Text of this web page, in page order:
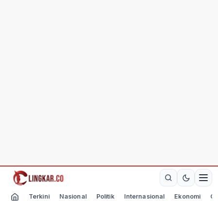
Terkini Nasional Politik Internasional Ekonomi